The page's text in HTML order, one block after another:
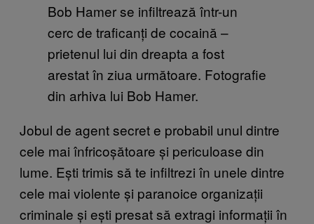
Bob Hamer se infiltrează într-un
cerc de traficanți de cocaină –
prietenul lui din dreapta a fost
arestat în ziua următoare. Fotografie
din arhiva lui Bob Hamer.
Jobul de agent secret e probabil unul dintre
cele mai înfricoșătoare și periculoase din
lume. Ești trimis să te infiltrezi în unele dintre
cele mai violente și paranoice organizații
criminale și ești presat să extragi informații în